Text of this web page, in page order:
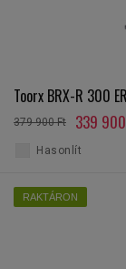
Toorx BRX-R 300
379 900 Ft 339
Hasonlít
RAKTÁRON